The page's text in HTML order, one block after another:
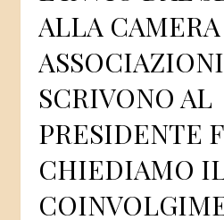
ALLA
ASSOCIAZIONI
SCRIVONO AL
PRESIDENTE
CHIEDIAMO